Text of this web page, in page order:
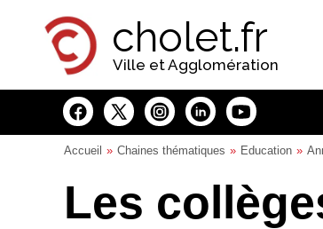
cholet.fr
Ville et Agglomération
Accueil Chaines thématiques Education
Les